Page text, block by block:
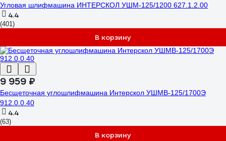
Угловая шлифмашина ИНТЕРСКОЛ УШМ-125/1200 627.1.2.00
4.4
(401)
В корзину
9 959 ₽
Бесщеточная углошлифмашина Интерскол УШМВ-125/1700Э
912.0.0.40
4.4
(63)
В корзину